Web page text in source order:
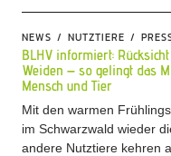
NEWS NUTZTIERE
BLHV informiert:
Weiden – so gelingt das
Mensch und Tier
Mit den warmen
im Schwarzwald wieder
andere Nutztiere kehren